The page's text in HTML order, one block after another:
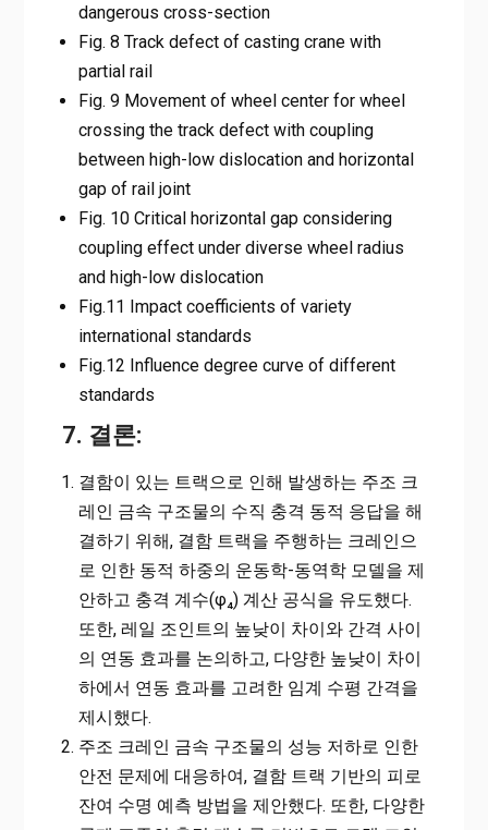
dangerous cross-section
Fig. 8 Track defect of casting crane with
partial rail
Fig. 9 Movement of wheel center for wheel
crossing the track defect with coupling
between high-low dislocation and horizontal
gap of rail joint
Fig. 10 Critical horizontal gap considering
coupling effect under diverse wheel radius
and high-low dislocation
Fig.11 Impact coefficients of variety
international standards
Fig.12 Influence degree curve of different
standards
7. 결론:
결함이 있는 트랙으로 인해 발생하는 주조 크
레인 금속 구조물의 수직 충격 동적 응답을 해
결하기 위해, 결함 트랙을 주행하는 크레인으
로 인한 동적 하중의 운동학-동역학 모델을 제
안하고 충격 계수(φ₄) 계산 공식을 유도했다.
또한, 레일 조인트의 높낮이 차이와 간격 사이
의 연동 효과를 논의하고, 다양한 높낮이 차이
하에서 연동 효과를 고려한 임계 수평 간격을
제시했다.
주조 크레인 금속 구조물의 성능 저하로 인한
안전 문제에 대응하여, 결함 트랙 기반의 피로
잔여 수명 예측 방법을 제안했다. 또한, 다양한